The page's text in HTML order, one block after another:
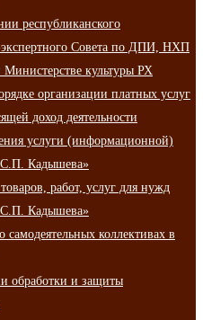
республиканского
экспертного Совета по ДПИ, НХП
культуры РХ
организации платных услуг
доход деятельности
услуги (информационной)
Кадышева»
работ, услуг для нужд
Кадышева»
коллективах в
обработки и защиты